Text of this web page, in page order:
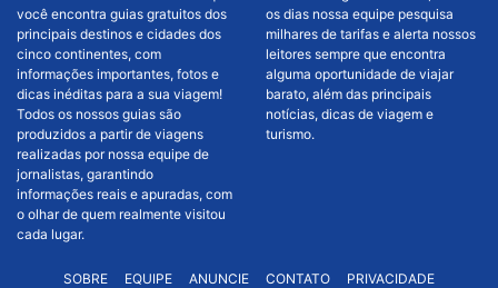
você encontra guias gratuitos dos
principais destinos e cidades dos
cinco continentes, com
informações importantes, fotos e
dicas inéditas para a sua viagem!
Todos os nossos guias são
produzidos a partir de viagens
realizadas por nossa equipe de
jornalistas, garantindo
informações reais e apuradas, com
o olhar de quem realmente visitou
cada lugar.
os dias nossa equipe pesquisa
milhares de tarifas e alerta nossos
leitores sempre que encontra
alguma oportunidade de viajar
barato, além das principais
notícias, dicas de viagem e
turismo.
SOBRE EQUIPE ANUNCIE CONTATO PRIVACIDADE